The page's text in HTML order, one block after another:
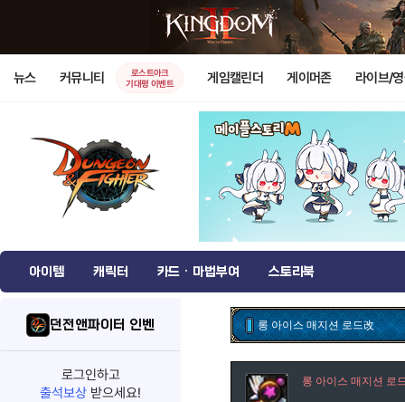
뉴스 커뮤니티
로스트아크
기대평 이벤트
게임캘린더 게이머존 라이브/
아이템 캐릭터 카드 · 마법부여 스토리북
던전앤파이터 인벤
로그인하고
출석보상 받으세요!
롱 아이스 매지션 로드改
롱 아이스 매지션 로